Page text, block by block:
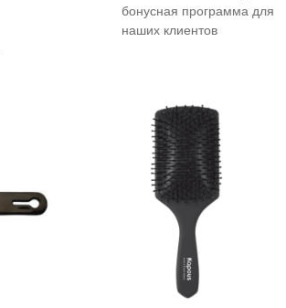
бонусная программа для
наших клиентов